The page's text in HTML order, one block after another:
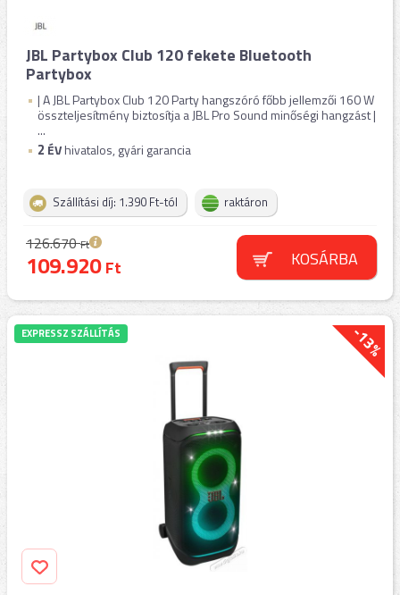
JBL Partybox Club 120 fekete Bluetooth
Partybox
| A JBL Partybox Club 120 Party hangszóró főbb jellemzői 160 W
összteljesítmény biztosítja a JBL Pro Sound minőségi hangzást |
...
2 ÉVhivatalos, gyári garancia
Szállítási díj: 1.390 Ft-tól raktáron
126.670Ft
109.920Ft KOSÁRBA
-13%
EXPRESSZ SZÁLLÍTÁS